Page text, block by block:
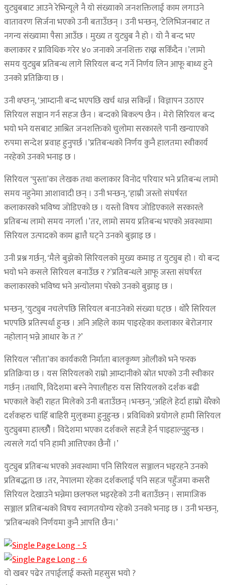
युट्युबबाट आउने रेभिन्यूले नै यो संख्याको जनशक्तिलाई काम लगाउने
वातावरण सिर्जना भएको उनी बताउँछन् । उनी भन्छन्, ‘टेलिभिजनबाट त
नगन्य संख्यामा पैसा आउँछ । मुख्य त युट्युब नै हो । यो नै बन्द भए
कलाकार र प्राविधिक गरेर ४० जनाको जनशिक्त राख्न सकिँदैन ।’लामो
समय युट्युब प्रतिबन्ध लागे सिरियल बन्द गर्ने निर्णय लिन आफू बाध्य हुने
उनको प्रतिक्रिया छ ।
उनी थप्छन्, ‘आम्दानी बन्द भएपछि खर्च धान्न सकिन्नँ । विज्ञापन उठाएर
सिरियल सञ्चान गर्न सहज छैन । बन्दको बिकल्प छैन । मेरो सिरियल बन्द
भयो भने यसबाट आश्रित जनशक्तिको चुलोमा सरकारले पानी खन्याएको
रुपमा सन्देश प्रवाह हुनुपर्छ ।’प्रतिबन्धको निर्णय कुनै हालतमा स्वीकार्य
नरहेको उनको भनाइ छ ।
सिरियल ‘पुस्ता’का लेखक तथा कलाकार विनोद परियार भने प्रतिबन्ध लामो
समय नहुनेमा आशावादी छन् । उनी भन्छन्, ‘हाम्री जस्तो संघर्षरत
कलाकारको भविष्य जोडिएको छ । यस्तो विषय जोडिएकाले सरकारले
प्रतिबन्ध लामो समय नगर्ला ।’तर, लामो समय प्रतिबन्ध भएको अवस्थामा
सिरियल उत्पादको काम ह्वात्तै घट्ने उनको बुझाइ छ ।
उनी प्रश्न गर्छन्, ‘मैले बुझेको सिरियलको मुख्य कमाइ त युट्युब हो । यो बन्द
भयो भने कसले सिरियल बनाउँछ र ?’प्रतिबन्धले आफू जस्ता संघर्षरत
कलाकारको भविष्य भने अन्योलमा परेको उनको बुझाइ छ ।
भन्छन्, ‘युट्युब नचलेपछि सिरियल बनाउनेको संख्या घट्छ । थोरै सिरियल
भएपछि प्रतिस्पर्धा हुन्छ । अनि अहिले काम पाइरहेका कलाकार बेरोजगार
नहोलान् भन्ने आधार के त ?’
सिरियल ‘सीता’का कार्यकारी निर्माता बालकृष्ण ओलीको भने फरक
प्रतिक्रिया छ । यस सिरियलको राम्रो आम्दानीको स्रोत भएको उनी स्वीकार
गर्छन् ।तथापि, विदेशमा बस्ने नेपालीहरु यस सिरियलको दर्शक बढी
भएकाले केही राहत मिलेको उनी बताउँछन् ।भन्छन्, ‘अहिले हेर्दा हाम्रो धेरैको
दर्शकहरु चाहिँ बाहिरी मुलुकमा हुनुहुन्छ । प्रविधिको प्रयोगले हामी सिरियल
युट्युबमा हाल्छौैं । विदेशमा भएका दर्शकले सहजै हेर्न पाइहाल्नुहुन्छ ।
त्यसले गर्दा पनि हामी आत्तिएका छैनौं ।’
युट्युब प्रतिबन्ध भएको अवस्थामा पनि सिरियल सञ्जालन भइरहने उनको
प्रतिबद्धता छ ।तर, नेपालमा रहेका दर्शकलाई पनि सहज पहुँजमा कसरी
सिरियल देखाउने भन्नेमा छलफल भइरहेको उनी बताउँछन् । सामाजिक
सञ्जाल प्रतिबन्धको विषय स्वागतयोग्य रहेको उनको भनाइ छ । उनी भन्छन्,
‘प्रतिबन्धको निर्णयमा कुनै आपत्ति छैन।’
यो खबर पढेर तपाईलाई कस्तो महसुस भयो ?